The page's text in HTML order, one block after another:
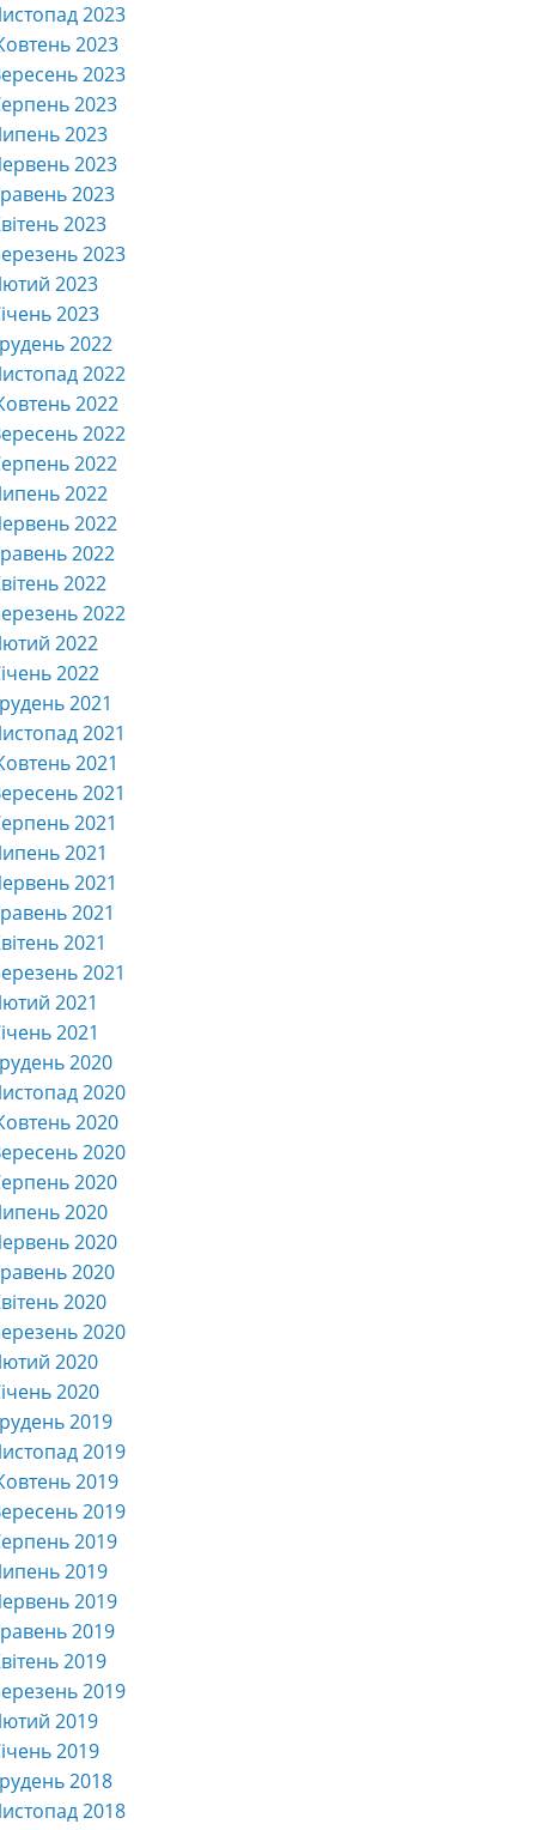
2023
2023
2023
2023
2023
2023
2023
2023
2023
2023
2023
2022
2022
2022
2022
2022
2022
2022
2022
2022
2022
2022
2022
2021
2021
2021
2021
2021
2021
2021
2021
2021
2021
2021
2021
2020
2020
2020
2020
2020
2020
2020
2020
2020
2020
2020
2020
2019
2019
2019
2019
2019
2019
2019
2019
2019
2019
2019
2019
2018
2018